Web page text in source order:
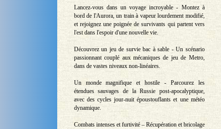
Lancez-vous dans un voyage incroyable - Montez à
bord de l'Aurora, un train à vapeur lourdement modifié,
et rejoignez une poignée de survivants qui partent vers
l'est dans l'espoir d'une nouvelle vie.
Découvrez un jeu de survie bac à sable - Un scénario
passionnant couplé aux mécaniques de jeu de Metro,
dans de vastes niveaux non-linéaires.
Un monde magnifique et hostile - Parcourez les
étendues sauvages de la Russie post-apocalyptique,
avec des cycles jour-nuit époustouflants et une météo
dynamique.
Combats intenses et furtivité – Récupération et bricolage